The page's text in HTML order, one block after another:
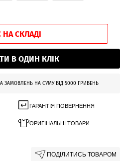
СКЛАДІ
В ОДИН КЛІК
ЗАМОВЛЕНЬ НА СУМУ ВІД 5000 ГРИВЕНЬ
ГАРАНТІЯ ПОВЕРНЕННЯ
ОРИГІНАЛЬНІ ТОВАРИ
ПОДІЛИТИСЬ ТОВАРОМ